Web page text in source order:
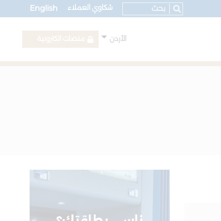
English شكاوي العملاء
الأردن